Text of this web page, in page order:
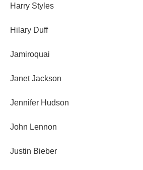
Harry Styles
Hilary Duff
Jamiroquai
Janet Jackson
Jennifer Hudson
John Lennon
Justin Bieber